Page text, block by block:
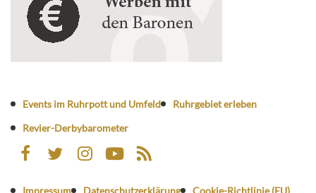
Events im Ruhrpott und Umfeld
Ruhrgebiet erleben
Revier-Derbybarometer
Impressum Datenschutzerklärung Cookie-Richtlinie (EU)